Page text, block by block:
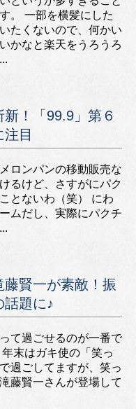
。 一部を横髪にした
たくないので、何かい
かなと楽天をうろうろ
！「99.9」第６
目
ロンパンの移動販売な
るけど、さすがにパク
とないわ（笑） にわ
ムだし、実際にパクチ
賢一が素敵！振
話題に♪
て過ごせるのが一番で
末はガキ使の「笑っ
過ごしてますが、笑っ
藤賢一さんが登場して